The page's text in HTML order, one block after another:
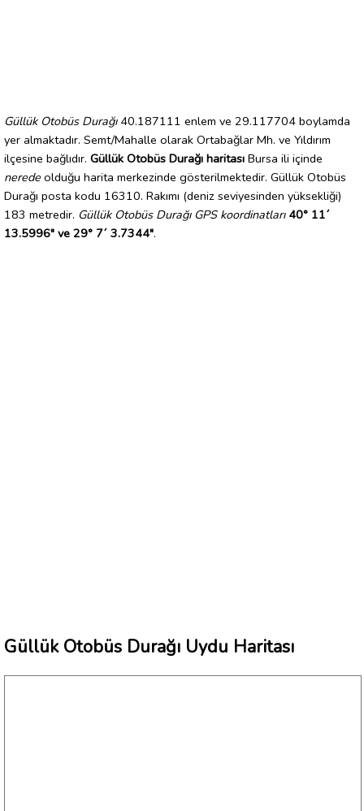
Güllük Otobüs Durağı40.187111 enlem ve 29.117704 boylamda
yer almaktadır. Semt/Mahalle olarak Ortabağlar Mh. ve Yıldırım
ilçesine bağlıdır. Güllük Otobüs Durağı haritası Bursa ili içinde
nerede olduğu harita merkezinde gösterilmektedir. Güllük Otobüs
Durağı posta kodu 16310. Rakımı (deniz seviyesinden yüksekliği)
183 metredir. Güllük Otobüs Durağı GPS koordinatları 40° 11´
13.5996" ve 29° 7´ 3.7344".
Güllük Otobüs Durağı Uydu Haritası